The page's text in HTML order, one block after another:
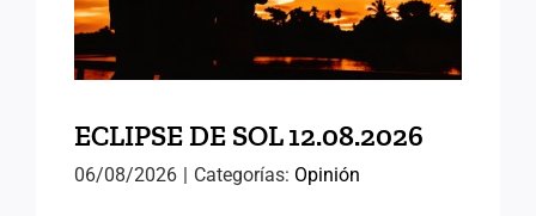
ECLIPSE DE SOL 12.08.2026
06/08/2026 | Categorías: Opinión